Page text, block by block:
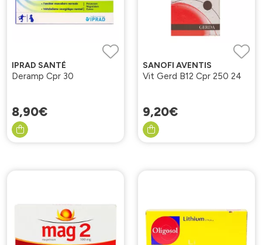
IPRAD SANTÉ
Deramp Cpr 30
8,90€
SANOFI AVENTIS
Vit Gerd B12 Cpr 250 24
9,20€